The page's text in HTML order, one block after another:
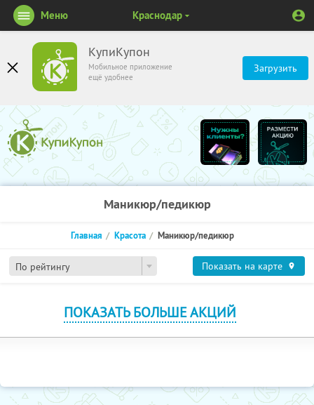
КупиКупон
Мобильное приложение
ещё удобнее
Загрузить
Меню Краснодар
Маникюр/педикюр
По рейтингу
Главная Красота Маникюр/педикюр
Показать на карте
ПОКАЗАТЬ БОЛЬШЕ АКЦИЙ